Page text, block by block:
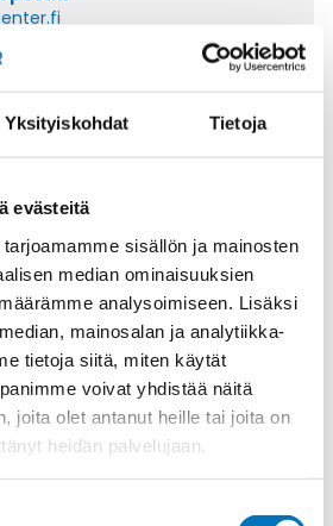
Yksityiskohdat Tietoja
evästeitä
sisällön ja mainosten
median ominaisuuksien
analysoimiseen. Lisäksi
mainosalan ja analytiikka-
tietoja siitä, miten käytät
voivat yhdistää näitä
joita olet antanut heille tai joita on
heidän palvelujaan.
ELITRONIC LIYY
ELITRONIC LIYY